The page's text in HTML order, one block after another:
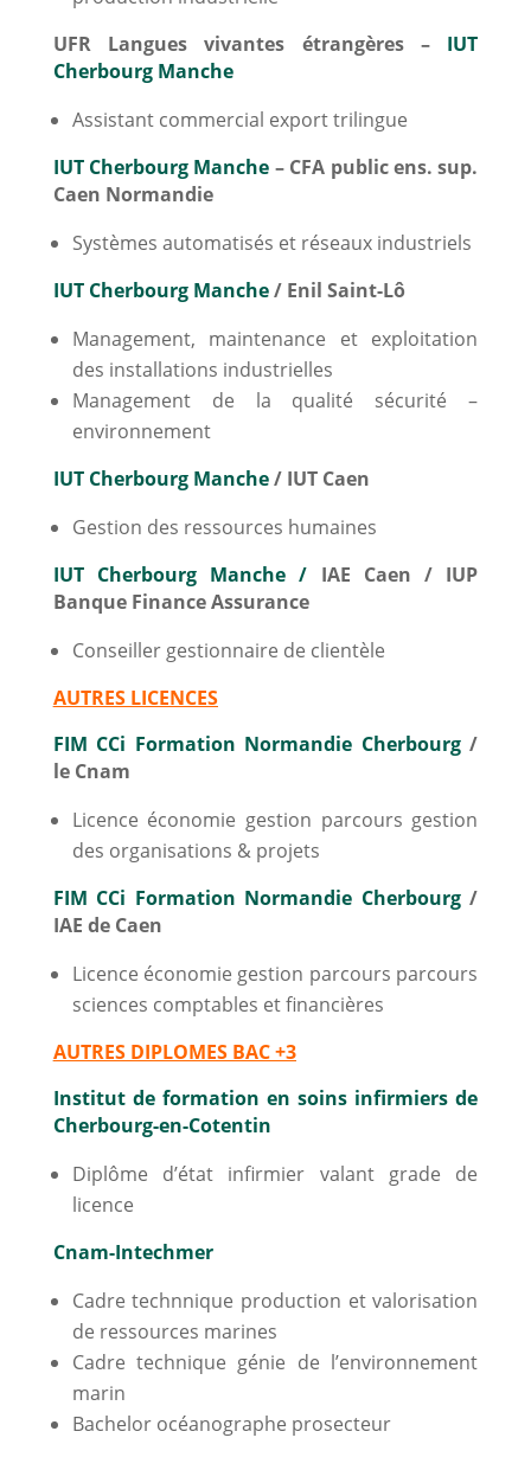
UFR Langues vivantes étrangères – IUT
Cherbourg Manche
Assistant commercial export trilingue
IUT Cherbourg Manche – CFA public ens. sup.
Caen Normandie
Systèmes automatisés et réseaux industriels
IUT Cherbourg Manche/ Enil Saint-Lô
Management, maintenance et exploitation
des installations industrielles
Management de la qualité sécurité –
environnement
IUT Cherbourg Manche/ IUT Caen
Gestion des ressources humaines
IUT Cherbourg Manche / IAE Caen / IUP
Banque Finance Assurance
Conseiller gestionnaire de clientèle
AUTRES LICENCES
FIM CCi Formation Normandie Cherbourg/
le Cnam
Licence économie gestion parcours gestion
des organisations & projets
FIM CCi Formation Normandie Cherbourg/
IAE de Caen
Licence économie gestion parcours parcours
sciences comptables et financières
AUTRES DIPLOMES BAC +3
Institut de formation en soins infirmiers de
Cherbourg-en-Cotentin
Diplôme d’état infirmier valant grade de
licence
Cnam-Intechmer
Cadre technnique production et valorisation
de ressources marines
Cadre technique génie de l’environnement
marin
Bachelor océanographe prosecteur